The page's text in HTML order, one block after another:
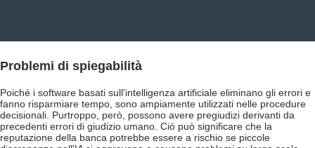
Problemi di spiegabilità
Poiché i software basati sull'intelligenza artificiale eliminano gli errori e
fanno risparmiare tempo, sono ampiamente utilizzati nelle procedure
decisionali. Purtroppo, però, possono avere pregiudizi derivanti da
precedenti errori di giudizio umano. Ciò può significare che la
reputazione della banca potrebbe essere a rischio se piccole